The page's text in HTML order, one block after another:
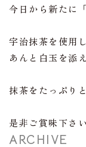
今日から新たに
宇治抹茶を使用
あんと白玉を添
抹茶をたっぷり
是非ご賞味下さ
ARCHIVE